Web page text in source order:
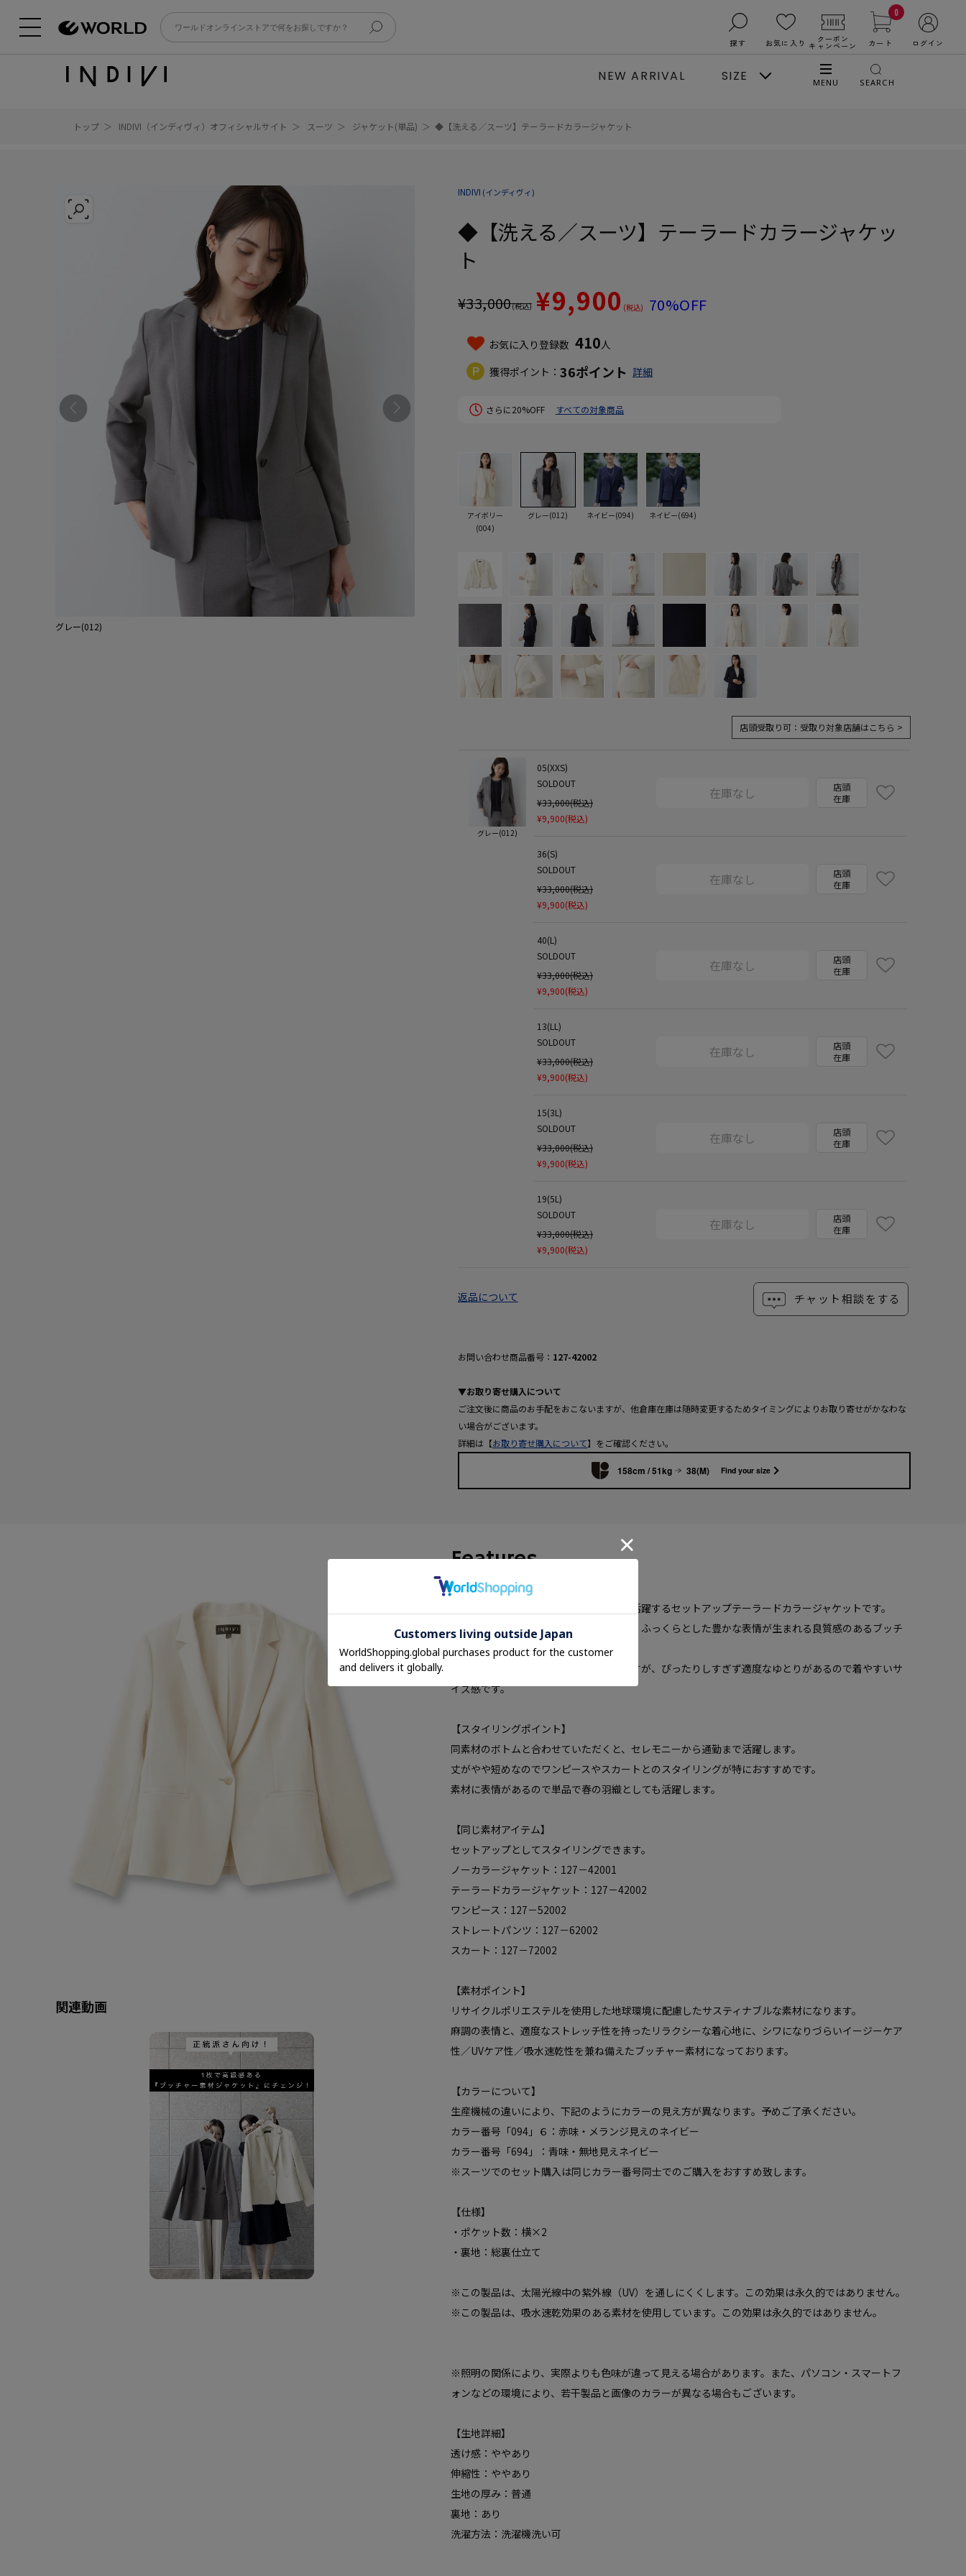
探す お気に入り クーポン
キャンペーン
0
カート ログイン
NEW ARRIVAL SIZE MENU SEARCH
トップ INDIVI（インディヴィ）オフィシャルサイト スーツ ジャケット(単品) ◆【洗える／スーツ】テーラードカラージャケット
グレー(012)
INDIVI (インディヴィ)
◆【洗える／スーツ】テーラードカラージャケッ
ト
¥33,000(税込) ¥9,900 (税込) 70%OFF
お気に入り登録数 410人
獲得ポイント： 36ポイント 詳細
さらに20%OFF すべての対象商品
アイボリー
(004)
グレー(012) ネイビー(094) ネイビー(694)
店頭受取り可： 受取り対象店舗はこちら >
グレー(012)
05(XXS)
SOLDOUT
¥33,000(税込)
¥9,900(税込)
在庫なし
店頭
在庫
36(S)
SOLDOUT
¥33,000(税込)
¥9,900(税込)
在庫なし
店頭
在庫
40(L)
SOLDOUT
¥33,000(税込)
¥9,900(税込)
在庫なし
店頭
在庫
13(LL)
SOLDOUT
¥33,000(税込)
¥9,900(税込)
在庫なし
店頭
在庫
15(3L)
SOLDOUT
¥33,000(税込)
¥9,900(税込)
在庫なし
店頭
在庫
19(5L)
SOLDOUT
¥33,000(税込)
¥9,900(税込)
在庫なし
店頭
在庫
チャット相談をする
返品について
お問い合わせ商品番号： 127-42002
▼お取り寄せ購入について
ご注文後に商品のお手配をおこないますが、他倉庫在庫は随時変更するためタイミングによりお取り寄せがかなわな
い場合がございます。
詳細は【お取り寄せ購入について】をご確認ください。
158cm / 51kg 38(M) Find your size
Features
【デザインポイント】
やや短めの丈なので単品の羽織としても活躍するセットアップテーラードカラージャケットです。
生地の表面に自然に表れる凹凸感により、ふっくらとした豊かな表情が生まれる良質感のあるブッチ
ャー生地を使用しています。
ラインは細く見えるシャープなラインですが、ぴったりしすぎず適度なゆとりがあるので着やすいサ
イズ感です。
【スタイリングポイント】
同素材のボトムと合わせていただくと、セレモニーから通勤まで活躍します。
丈がやや短めなのでワンピースやスカートとのスタイリングが特におすすめです。
素材に表情があるので単品で春の羽織としても活躍します。
【同じ素材アイテム】
セットアップとしてスタイリングできます。
ノーカラージャケット：127－42001
テーラードカラージャケット：127－42002
ワンピース：127－52002
ストレートパンツ：127－62002
スカート：127－72002
【素材ポイント】
リサイクルポリエステルを使用した地球環境に配慮したサスティナブルな素材になります。
麻調の表情と、適度なストレッチ性を持ったリラクシーな着心地に、シワになりづらいイージーケア
性／UVケア性／吸水速乾性を兼ね備えたブッチャー素材になっております。
【カラーについて】
生産機械の違いにより、下記のようにカラーの見え方が異なります。予めご了承ください。
カラー番号「094」６：赤味・メランジ見えのネイビー
カラー番号「694」：青味・無地見えネイビー
※スーツでのセット購入は同じカラー番号同士でのご購入をおすすめ致します。
【仕様】
・ポケット数：横×2
・裏地：総裏仕立て
※この製品は、太陽光線中の紫外線（UV）を通しにくくします。この効果は永久的ではありません。
※この製品は、吸水速乾効果のある素材を使用しています。この効果は永久的ではありません。
※照明の関係により、実際よりも色味が違って見える場合があります。また、パソコン・スマートフ
ォンなどの環境により、若干製品と画像のカラーが異なる場合もございます。
【生地詳細】
透け感：ややあり
伸縮性：ややあり
生地の厚み：普通
裏地：あり
洗濯方法：洗濯機洗い可